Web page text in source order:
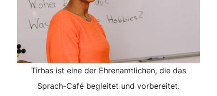
Tirhas ist eine der Ehrenamtlichen, die das
Sprach-Café begleitet und vorbereitet.